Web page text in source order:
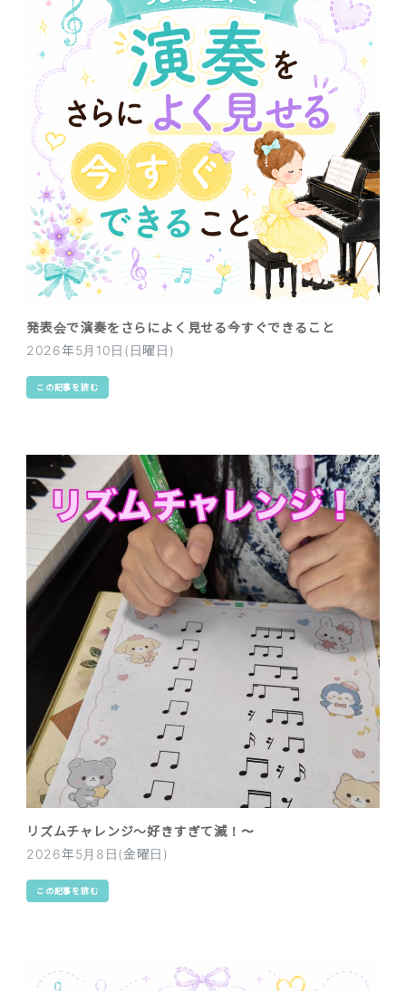
発表会で演奏をさらによく見せる今すぐできること
2026年5月10日(日曜日)
この記事を読む
リズムチャレンジ〜好きすぎて滅！〜
2026年5月8日(金曜日)
この記事を読む